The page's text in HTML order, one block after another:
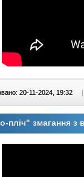
20-11-2024, 19:32 |
пліч" змагання з